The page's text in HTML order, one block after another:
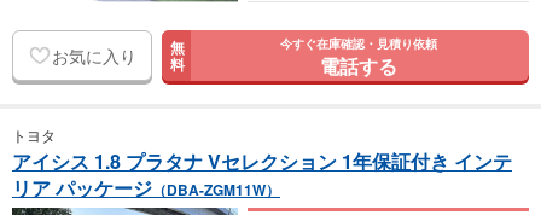
お気に入り 無
料
今すぐ在庫確認・見積り依頼
電話する
トヨタ
アイシス 1.8 プラタナ Vセレクション 1年保証付き インテ
リア パッケージ （DBA-ZGM11W）